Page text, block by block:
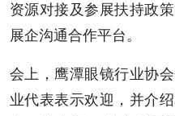
资源对接及参展扶持政
展企沟通合作平台。
会上，鹰潭眼镜行业协
业代表表示欢迎，并介